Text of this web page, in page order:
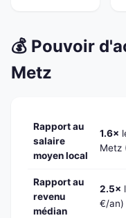
💰 Pouvoir
Metz
Rapport au
salaire
moyen local
1.6×
Metz
Rapport au
revenu
médian
2.5×
€/an)